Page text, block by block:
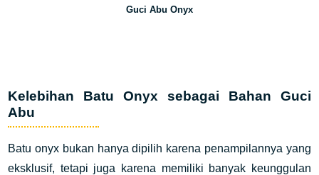
Guci Abu Onyx
Kelebihan Batu Onyx sebagai Bahan Guci
Abu
Batu onyx bukan hanya dipilih karena penampilannya yang
eksklusif, tetapi juga karena memiliki banyak keunggulan